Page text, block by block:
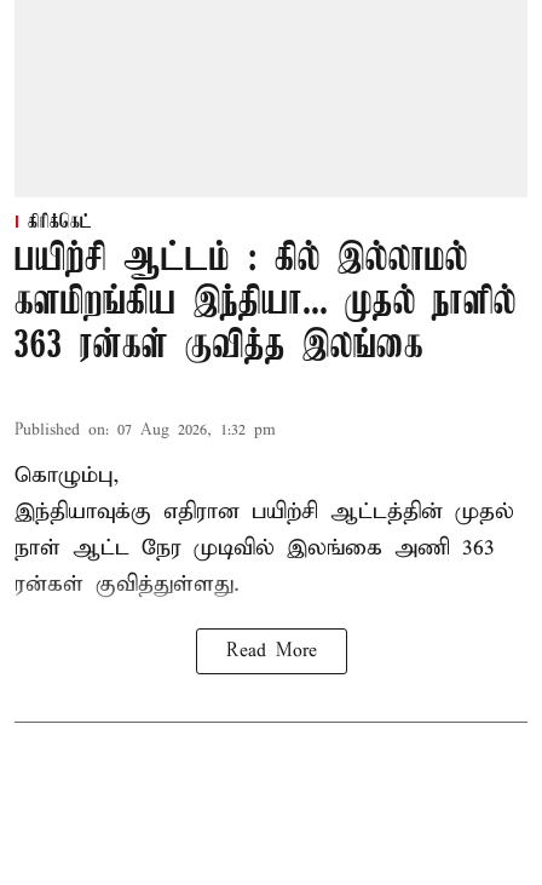
கிரிக்கெட்
பயிற்சி ஆட்டம் : கில் இல்லாமல்
களமிறங்கிய இந்தியா... முதல் நாளில்
363 ரன்கள் குவித்த இலங்கை
Published on: 07 Aug 2026, 1:32 pm
கொழும்பு,
இந்தியாவுக்கு எதிரான பயிற்சி ஆட்டத்தின் முதல்
நாள் ஆட்ட நேர முடிவில் இலங்கை அணி 363
ரன்கள் குவித்துள்ளது.
Read More